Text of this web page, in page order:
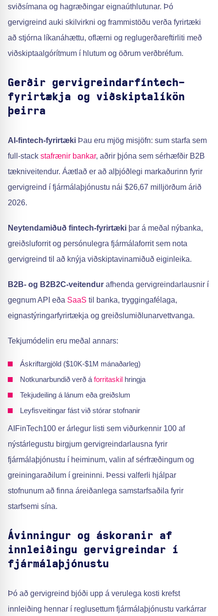
sviðsímana og hagræðingar eignaúthlutunar. Þó
gervigreind auki skilvirkni og frammistöðu verða fyrirtæki
að stjórna líkanáhættu, oflærni og reglugerðareftirliti með
viðskiptaalgórítmum í hlutum og öðrum verðbréfum.
Gerðir gervigreindarfíntech-
fyrirtækja og viðskiptalíkön
þeirra
AI-fintech-fyrirtæki Þau eru mjög misjöfn: sum starfa sem
full-stack stafrænir bankar, aðrir þjóna sem sérhæfðir B2B
tækniveitendur. Áætlað er að alþjóðlegi markaðurinn fyrir
gervigreind í fjármálaþjónustu nái $26,67 milljörðum árið
2026.
Neytendamiðuð fintech-fyrirtæki þar á meðal nýbanka,
greiðsluforrit og persónulegra fjármálaforrit sem nota
gervigreind til að knýja viðskiptavinamiðuð eiginleika.
B2B- og B2B2C-veitendur afhenda gervigreindarlausnir í
gegnum API eða SaaS til banka, tryggingafélaga,
eignastýringarfyrirtækja og greiðslumiðlunarvettvanga.
Tekjumódelin eru meðal annars:
Áskriftargjöld ($10K-$1M mánaðarleg)
Notkunarbundið verð á forritaskil hringja
Tekjudeiling á lánum eða greiðslum
Leyfisveitingar fást við stórar stofnanir
AIFinTech100 er árlegur listi sem viðurkennir 100 af
nýstárlegustu birgjum gervigreindarlausna fyrir
fjármálaþjónustu í heiminum, valin af sérfræðingum og
greiningaraðilum í greininni. Þessi valferli hjálpar
stofnunum að finna áreiðanlega samstarfsaðila fyrir
starfsemi sína.
Ávinningur og áskoranir af
innleiðingu gervigreindar í
fjármálaþjónustu
Þó að gervigreind bjóði upp á verulega kosti krefst
innleiðing hennar í reglusettum fjármálaþjónustu varkárrar